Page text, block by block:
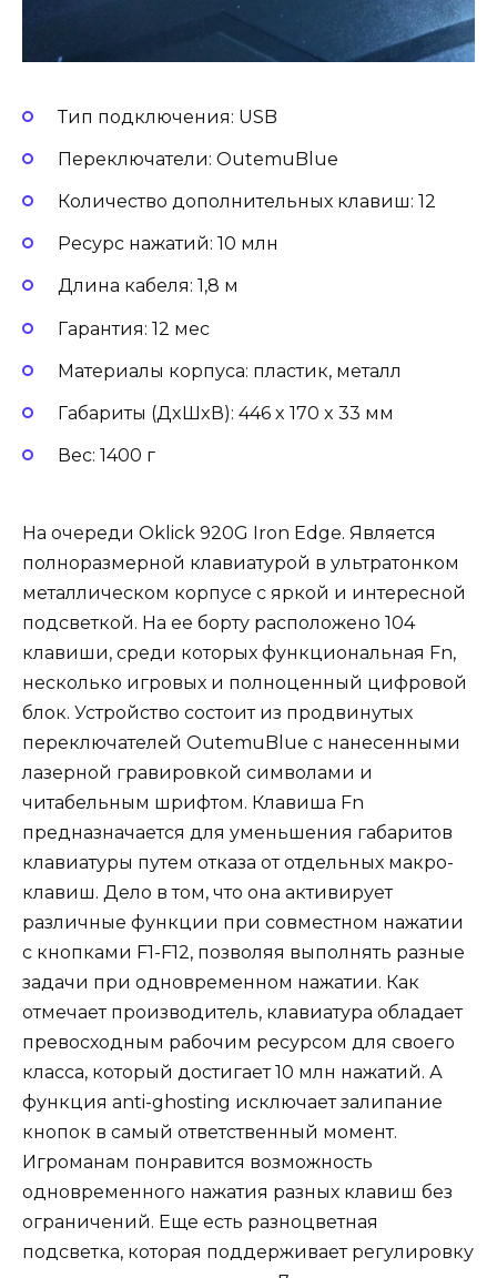
Тип подключения: USB
Переключатели: OutemuBlue
Количество дополнительных клавиш: 12
Ресурс нажатий: 10 млн
Длина кабеля: 1,8 м
Гарантия: 12 мес
Материалы корпуса: пластик, металл
Габариты (ДxШxВ): 446 x 170 x 33 мм
Вес: 1400 г
На очереди Oklick 920G Iron Edge. Является
полноразмерной клавиатурой в ультратонком
металлическом корпусе с яркой и интересной
подсветкой. На ее борту расположено 104
клавиши, среди которых функциональная Fn,
несколько игровых и полноценный цифровой
блок. Устройство состоит из продвинутых
переключателей OutemuBlue с нанесенными
лазерной гравировкой символами и
читабельным шрифтом. Клавиша Fn
предназначается для уменьшения габаритов
клавиатуры путем отказа от отдельных макро-
клавиш. Дело в том, что она активирует
различные функции при совместном нажатии
с кнопками F1-F12, позволяя выполнять разные
задачи при одновременном нажатии. Как
отмечает производитель, клавиатура обладает
превосходным рабочим ресурсом для своего
класса, который достигает 10 млн нажатий. А
функция anti-ghosting исключает залипание
кнопок в самый ответственный момент.
Игроманам понравится возможность
одновременного нажатия разных клавиш без
ограничений. Еще есть разноцветная
подсветка, которая поддерживает регулировку